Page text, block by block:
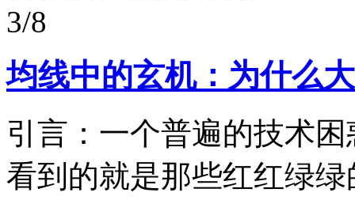
3/8
均线中的玄机：为什么
引言：一个普遍的技术
看到的就是那些红红绿